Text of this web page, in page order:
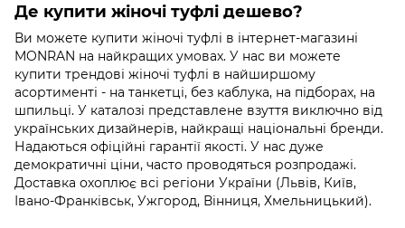
Де купити жіночі туфлі дешево?
Ви можете купити жіночі туфлі в інтернет-магазині
MONRAN на найкращих умовах. У нас ви можете
купити трендові жіночі туфлі в найширшому
асортименті - на танкетці, без каблука, на підборах, на
шпильці. У каталозі представлене взуття виключно від
українських дизайнерів, найкращі національні бренди.
Надаються офіційні гарантії якості. У нас дуже
демократичні ціни, часто проводяться розпродажі.
Доставка охоплює всі регіони України (Львів, Київ,
Івано-Франківськ, Ужгород, Вінниця, Хмельницький).